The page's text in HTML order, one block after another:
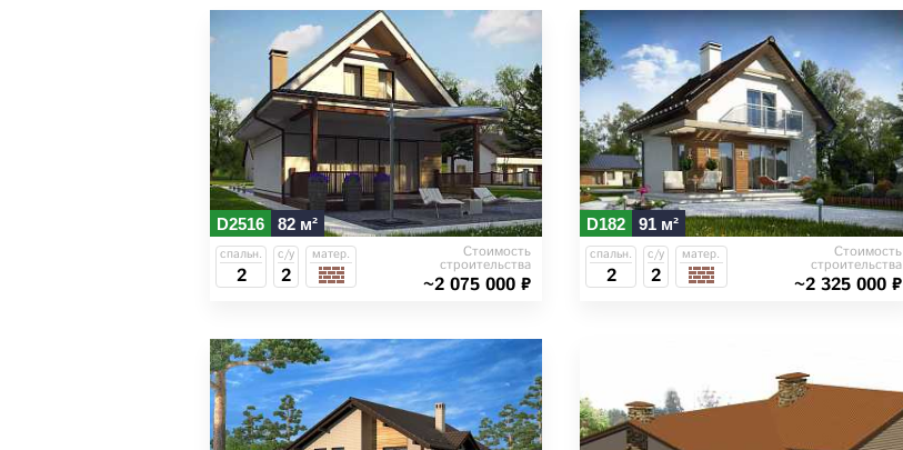
D2516 82 м²
спальн.
2
с/у
2
матер. Стоимость
строительства
~2 075 000 ₽
D182 91 м²
спальн.
2
с/у
2
матер. Стоимость
строительства
~2 325 000 ₽